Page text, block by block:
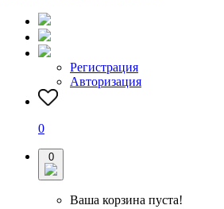
Регистрация
Авторизация
0
0
Ваша корзина пуста!